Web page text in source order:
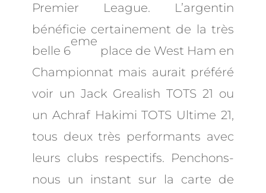
Premier League. L’argentin
bénéficie certainement de la très
belle 6
eme
place de West Ham en
Championnat mais aurait préféré
voir un Jack Grealish TOTS 21 ou
un Achraf Hakimi TOTS Ultime 21,
tous deux très performants avec
leurs clubs respectifs. Penchons-
nous un instant sur la carte de